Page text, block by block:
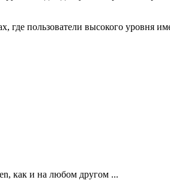
где пользователи высокого уровня
как и на любом другом ...